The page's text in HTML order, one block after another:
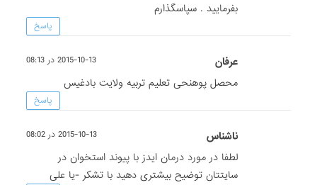
بفرمایید . سپاسگذارم
پاسخ
عرفان 2015-10-13 در 08:13
محصل پوهنحی تعلیم تربیه ولایت بادغیس
پاسخ
ناشناس 2015-10-13 در 08:02
لطفا در مورد درمان ایدز با پیوند استخوان در
سایتتان توضیح بیشتری دهید با تشکر -یا علی